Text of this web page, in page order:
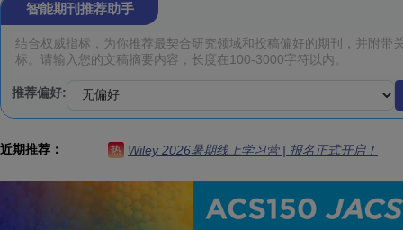
智能期刊推荐助手
推荐偏好:
近期推荐： 热 Wiley 2026暑期线上学习营 | 报名正式开启！